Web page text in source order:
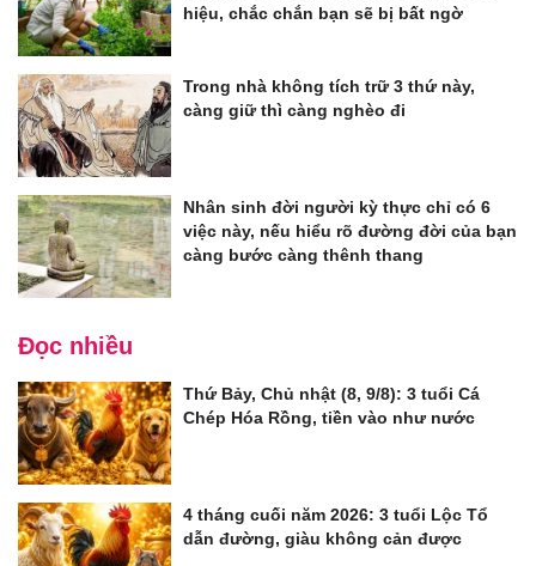
hiệu, chắc chắn bạn sẽ bị bất ngờ
Trong nhà không tích trữ 3 thứ này,
càng giữ thì càng nghèo đi
Nhân sinh đời người kỳ thực chỉ có 6
việc này, nếu hiểu rõ đường đời của bạn
càng bước càng thênh thang
Đọc nhiều
Thứ Bảy, Chủ nhật (8, 9/8): 3 tuổi Cá
Chép Hóa Rồng, tiền vào như nước
4 tháng cuối năm 2026: 3 tuổi Lộc Tổ
dẫn đường, giàu không cản được